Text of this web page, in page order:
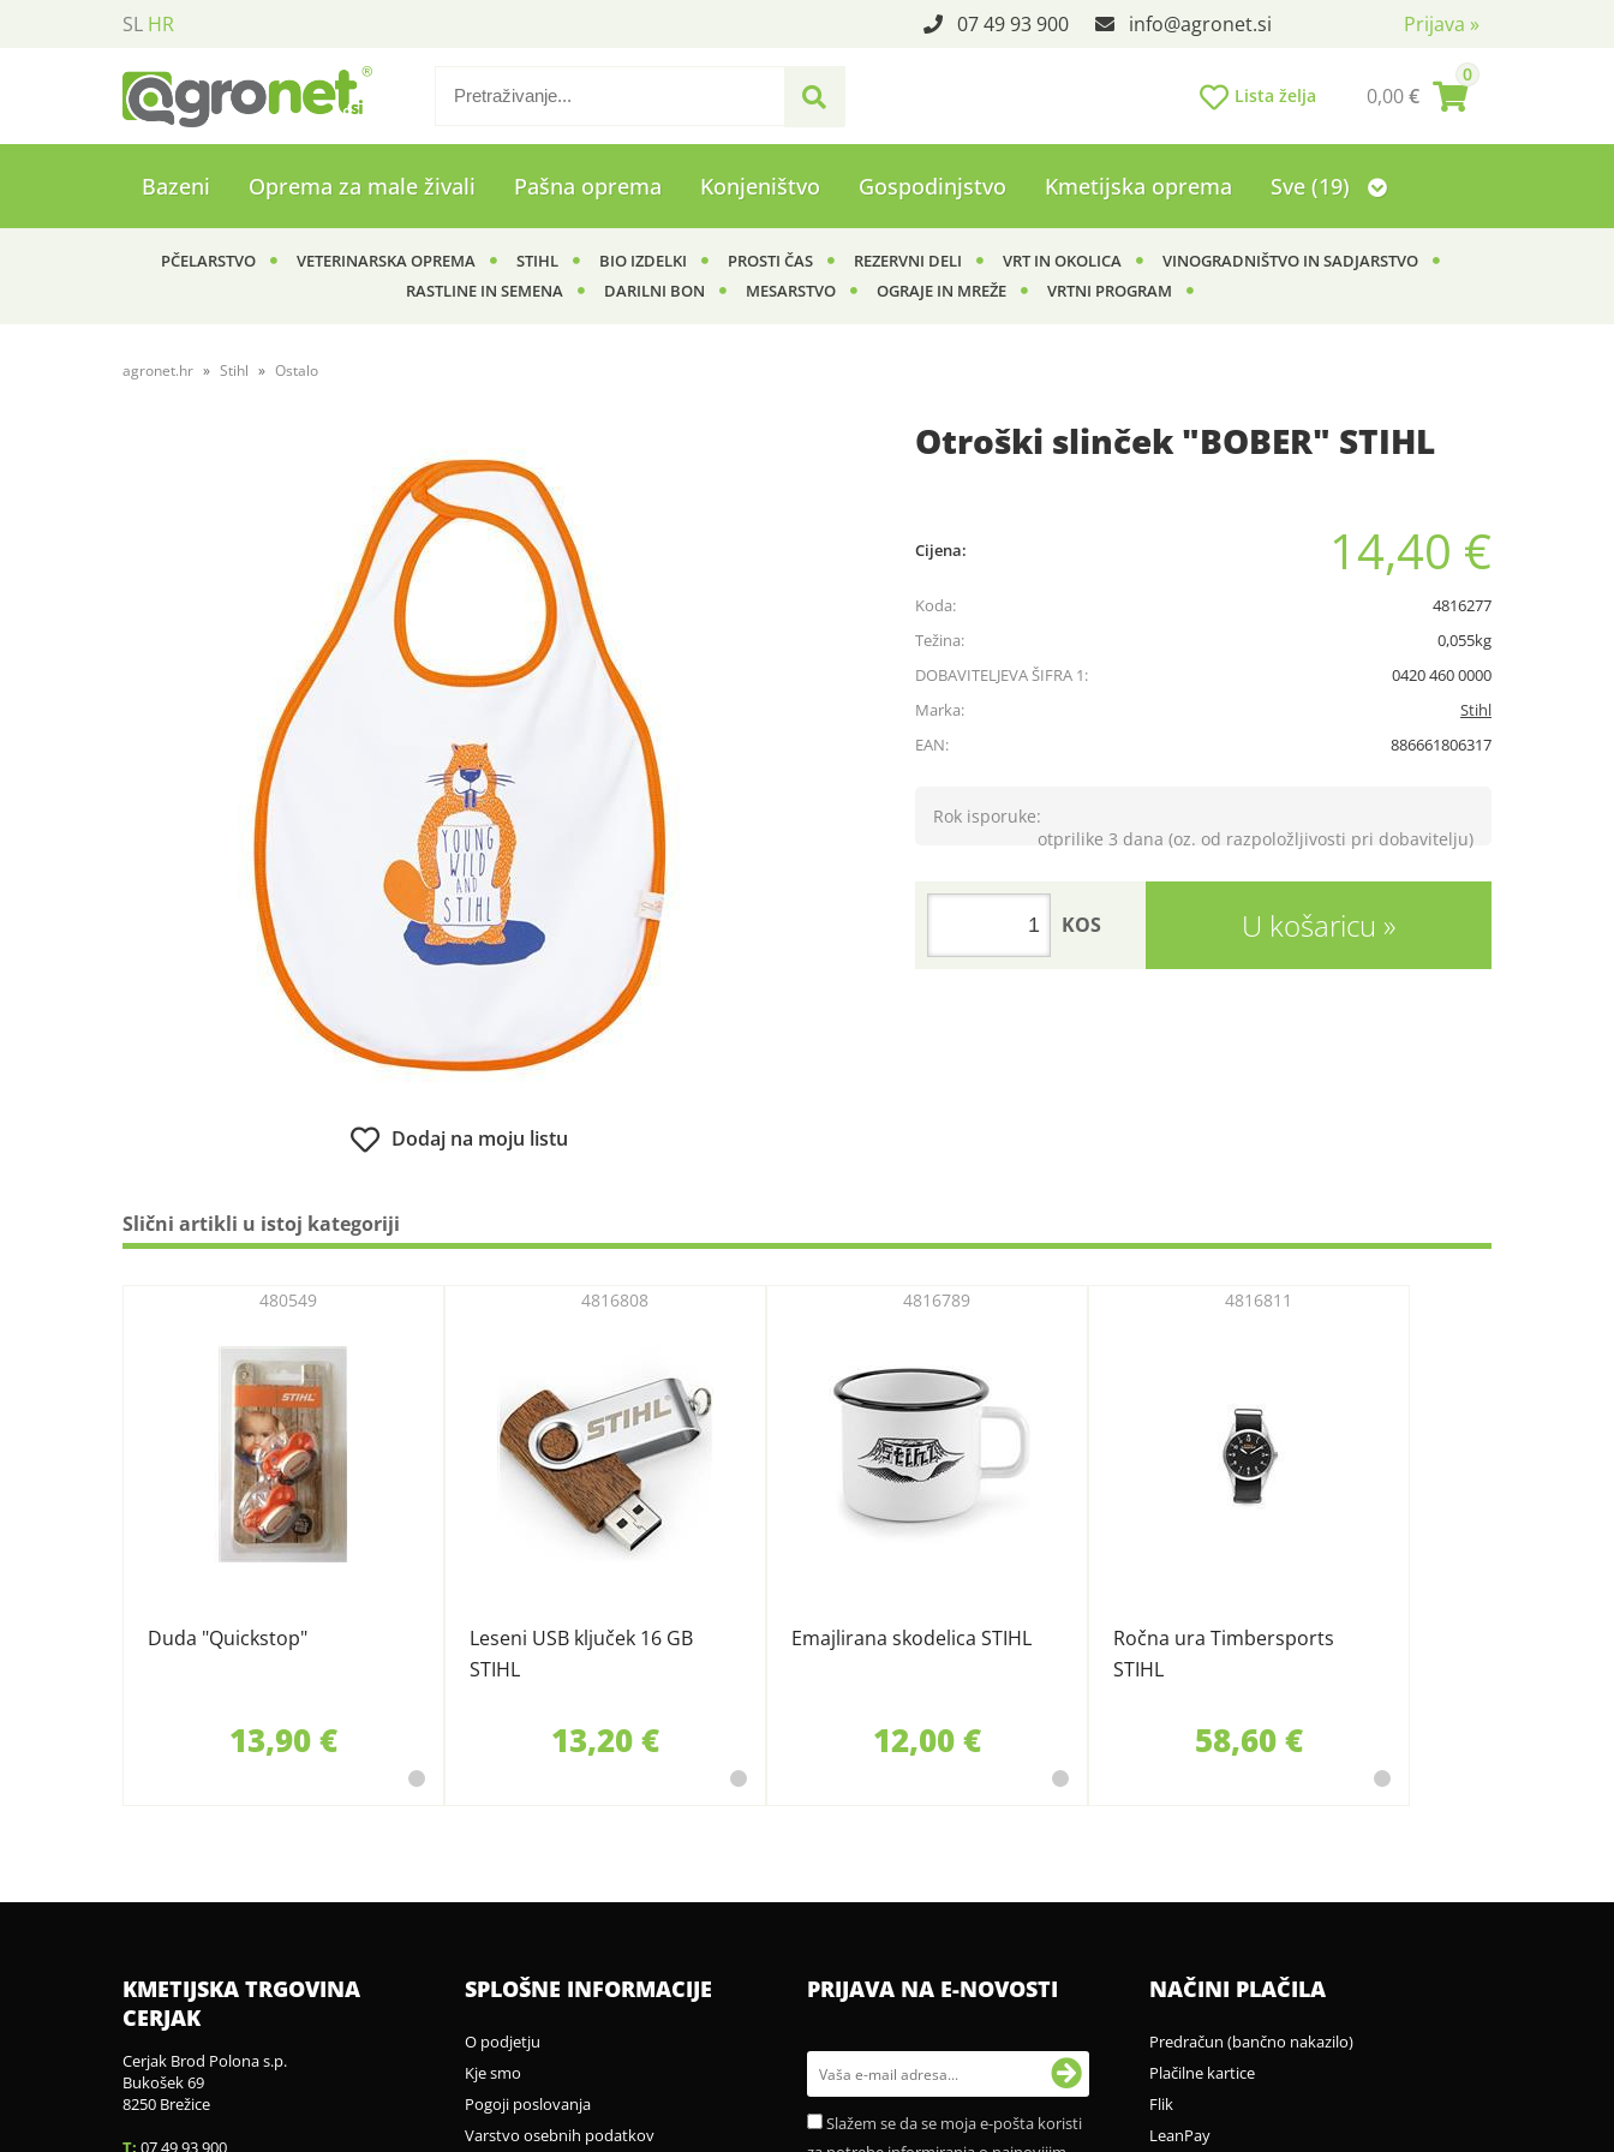
SL HR Prijava »
07 49 93 900 info agronet.si
0
0,00€
Lista želja
Bazeni Oprema za male živali Pašna oprema Konjeništvo Gospodinjstvo Kmetijska oprema Sve (19)
PČELARSTVO VETERINARSKA OPREMA STIHL BIO IZDELKI PROSTI ČAS REZERVNI DELI VRT IN OKOLICA
VINOGRADNIŠTVO IN SADJARSTVO
RASTLINE IN SEMENA
DARILNI BON MESARSTVO OGRAJE IN MREŽE VRTNI PROGRAM
agronet.hr Stihl Ostalo
Otroški slinček "BOBER" STIHL
Dodaj na moju listu
Cijena: 14,40 €
Koda:
4816277
Težina:
0,055kg
DOBAVITELJEVA ŠIFRA 1:
0420 460 0000
Marka:
Stihl
EAN:
886661806317
Rok isporuke:
otprilike 3 dana (oz. od razpoložljivosti pri dobavitelju)
U košaricu
KOS
Slični artikli u istoj kategoriji
Duda "Quickstop"
480549
13,90 €
Leseni USB ključek 16 GB
STIHL
4816808
13,20 €
Emajlirana skodelica STIHL
4816789
12,00 €
Ročna ura Timbersports
STIHL
4816811
58,60 €
KMETIJSKA TRGOVINA
CERJAK
Cerjak Brod Polona s.p.
Bukošek 69
8250 Brežice
T: 07 49 93 900
SPLOŠNE INFORMACIJE
O podjetju
Kje smo
Pogoji poslovanja
Varstvo osebnih podatkov
PRIJAVA NA E-NOVOSTI
Slažem se da se moja e-pošta koristi
NAČINI PLAČILA
Predračun (bančno nakazilo)
Plačilne kartice
Flik
LeanPay